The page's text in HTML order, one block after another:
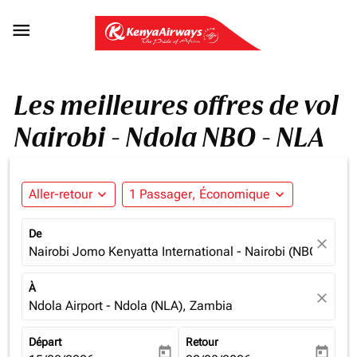

Les meilleures offres de vol
Nairobi - Ndola NBO - NLA
Aller-retour expand_more 1 Passager, Économique expand_more
De
Nairobi Jomo Kenyatta International - Nairobi (NBO),
close
À
Ndola Airport - Ndola (NLA), Zambia close
Départ
today
Retour
today